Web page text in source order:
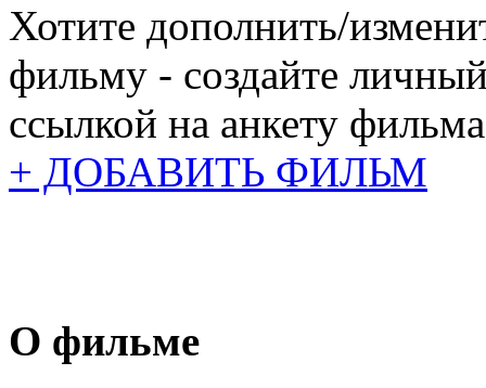
Хотите дополнить/
фильму - создайте
ссылкой на анкету
+ ДОБАВИТЬ ФИЛЬМ
О фильме